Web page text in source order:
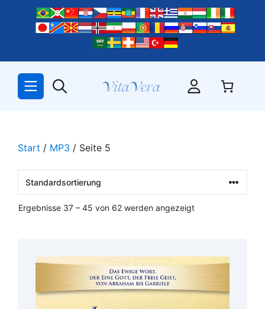
springen
Start / MP3 / Seite 5
Ergebnisse 37 – 45 von 62 werden angezeigt